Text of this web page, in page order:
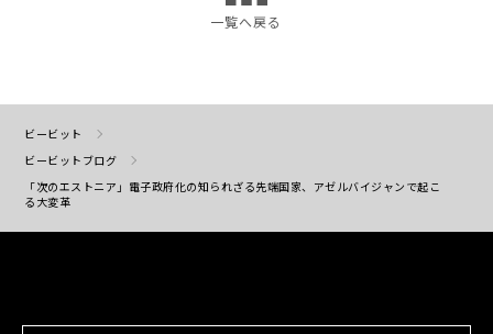
一覧へ戻る
ビービット
ビービットブログ
「次のエストニア」電子政府化の知られざる先端国家、アゼルバイジャンで起こ
る大変革